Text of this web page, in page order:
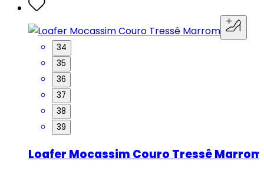
34
35
36
37
38
39
Loafer Mocassim Couro Tressê Marrom